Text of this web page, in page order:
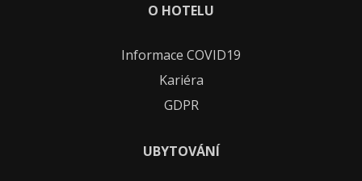
O HOTELU
Informace COVID19
Kariéra
GDPR
UBYTOVÁNÍ